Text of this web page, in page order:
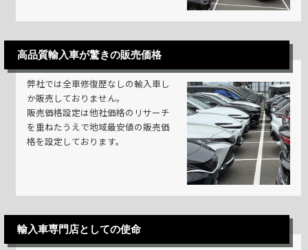
高品質輸入車が驚きの販売価格
弊社では全車修復歴なしの輸入車し
か販売しておりません。
販売価格設定は他社価格のリサーチ
を重ねたうえで地域最安値の販売価
格を設定しております。
輸入車専門店としての使命